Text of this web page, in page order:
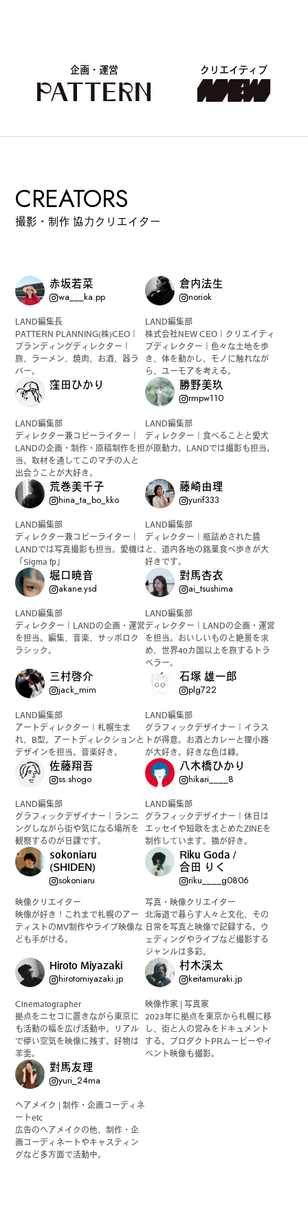
# 昼飲み・春飲み
ーティン
#ボクと麺
#やっぱり○○が好き
イベント
#ショッピング
カフェ
FOLLOW US
公式SNSはこちら
Instagra
m
Threads
企画・運営 クリエイティブ
CREATORS
撮影・制作 協力クリエイター
赤坂若菜
wa___ka.pp
LAND編集長
PATTERN PLANNING(株)CEO｜
ブランディングディレクター｜
旅、ラーメン、焼肉、お酒、器ラ
バー。
倉内法生
noriok
LAND編集部
株式会社NEW CEO｜クリエイティ
ブディレクター｜色々な土地を歩
き、体を動かし、モノに触れなが
ら、ユーモアを考える。
窪田ひかり
LAND編集部
ディレクター兼コピーライター｜
LANDの企画・制作・原稿制作を担
当。取材を通してこのマチの人と
出会うことが大好き。
勝野美玖
rmpw110
LAND編集部
ディレクター｜食べることと愛犬
が原動力。LANDでは撮影も担当。
荒巻美千子
hina_ta_bo_kko
LAND編集部
ディレクター兼コピーライター｜
LANDでは写真撮影も担当。愛機は
「Sigma fp」
藤崎由理
yurif333
LAND編集部
ディレクター｜瓶詰めされた醬
と、道内各地の銘菓食べ歩きが大
好きです。
堀口暁音
akane.ysd
LAND編集部
ディレクター｜LANDの企画・運営
を担当。編集、音楽、サッポロク
ラシック。
對馬杏衣
ai_tsushima
LAND編集部
ディレクター｜LANDの企画・運営
を担当。おいしいものと絶景を求
め、世界40カ国以上を旅するトラ
ベラー。
三村啓介
jack_mim
LAND編集部
アートディレクター｜札幌生ま
れ、B型。アートディレクションと
デザインを担当。音楽好き。
石塚 雄一郎
plg722
LAND編集部
グラフィックデザイナー｜イラス
トが得意。お酒とカレーと狸小路
が大好き。好きな色は緑。
佐藤翔吾
ss.shogo
LAND編集部
グラフィックデザイナー｜ランニ
ングしながら街や気になる場所を
観察するのが日課です。
八木橋ひかり
hikari____8
LAND編集部
グラフィックデザイナー｜休日は
エッセイや短歌をまとめたZINEを
制作しています。猫が好き。
sokoniaru
(SHIDEN)
sokoniaru
映像クリエイター
映像が好き！これまで札幌のアー
ティストのMV制作やライブ映像な
ども手がける。
Riku Goda /
合田 りく
riku____g0806
写真・映像クリエイター
北海道で暮らす人々と文化、その
日常を写真と映像で記録する。ウ
ェディングやライブなど撮影する
ジャンルは多彩。
Hiroto Miyazaki
hirotomiyazaki.jp
Cinematographer
拠点をニセコに置きながら東京に
も活動の幅を広げ活動中。リアル
で儚い空気を映像に残す。好物は
羊羹。
村木渓太
keitamuraki.jp
映像作家 | 写真家
2023年に拠点を東京から札幌に移
し、街と人の営みをドキュメント
する。プロダクトPRムービーやイ
ベント映像も撮影。
對馬友理
yuri_24ma
ヘアメイク | 制作・企画コーディネ
ートetc
広告のヘアメイクの他、制作・企
画コーディネートやキャスティン
グなど多方面で活動中。